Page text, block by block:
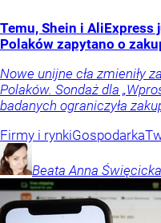
Temu, Shein i AliExpress
Polaków zapytano o
Nowe unijne cła zmieniły
Polaków. Sondaż dla
badanych ograniczyła
Firmy i rynkiGospodarka
Beata Anna Święcicka